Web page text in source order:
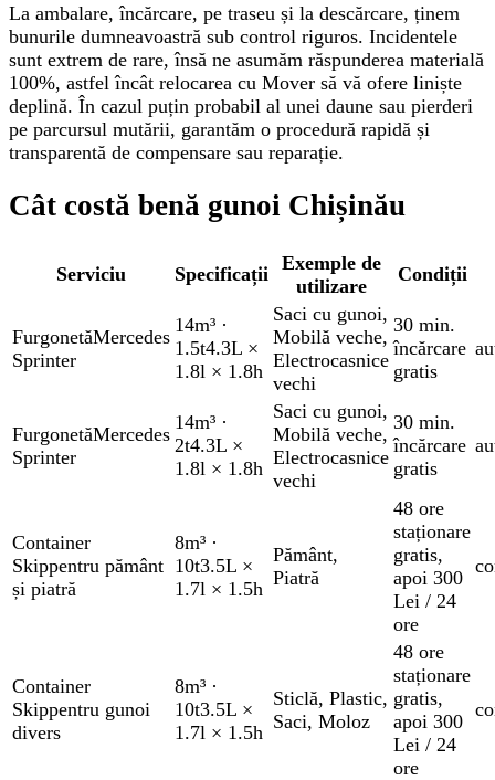
La ambalare, încărcare, pe traseu și la descărcare, ținem
bunurile dumneavoastră sub control riguros. Incidentele
sunt extrem de rare, însă ne asumăm răspunderea materială
100%, astfel încât relocarea cu Mover să vă ofere liniște
deplină. În cazul puțin probabil al unei daune sau pierderi
pe parcursul mutării, garantăm o procedură rapidă și
transparentă de compensare sau reparație.
Cât costă benă gunoi Chișinău
Serviciu Specificații
Exemple de
utilizare
Condiții
FurgonetăMercedes
Sprinter
14m³ ·
1.5t4.3L ×
1.8l × 1.8h
Saci cu gunoi,
Mobilă veche,
Electrocasnice
vechi
30 min.
încărcare
gratis
FurgonetăMercedes
Sprinter
14m³ ·
2t4.3L ×
1.8l × 1.8h
Saci cu gunoi,
Mobilă veche,
Electrocasnice
vechi
30 min.
încărcare
gratis
Container
Skippentru pământ
și piatră
8m³ ·
10t3.5L ×
1.7l × 1.5h
Pământ,
Piatră
48 ore
staționare
gratis,
apoi 300
Lei / 24
ore
Container
Skippentru gunoi
divers
8m³ ·
10t3.5L ×
1.7l × 1.5h
Sticlă, Plastic,
Saci, Moloz
48 ore
staționare
gratis,
apoi 300
Lei / 24
ore